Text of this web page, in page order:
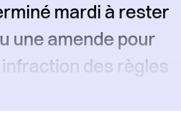
mardi à rester
une amende pour
des règles